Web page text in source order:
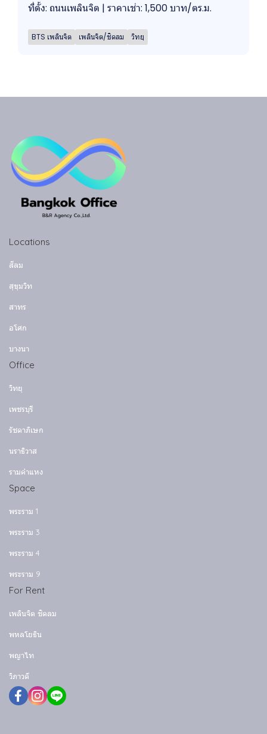
ที่ตั้ง: ถนนเพลินจิต | ราคาเช่า: 1,500 บาท/ตร.ม.
BTS เพลินจิต เพลินจิต/ชิดลม วิทยุ
Locations
สีลม
สุขุมวิท
สาทร
อโศก
บางนา
Office
วิทยุ
เพชรบุรี
รัชดาภิเษก
นราธิวาส
รามคำแหง
Space
พระราม 1
พระราม 3
พระราม 4
พระราม 9
For Rent
เพลินจิต ชิดลม
พหลโยธิน
พญาไท
วิภาวดี